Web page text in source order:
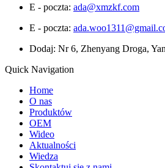
E - poczta: ada@xmzkf.com
E - poczta:
Dodaj: Nr 6, Zhenyang Droga,
Quick Navigation
Home
O nas
Produktów
OEM
Wideo
Aktualności
Wiedza